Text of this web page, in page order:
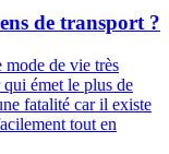
de transport ?
mode de vie très
émet le plus de
fatalité car il existe
tout en